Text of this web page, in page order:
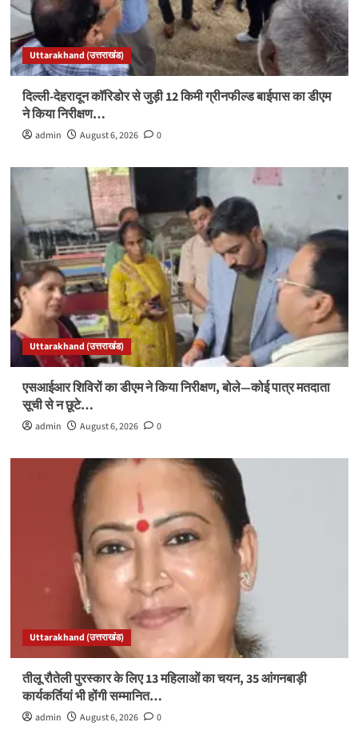
Uttarakhand (उत्तराखंड)
दिल्ली-देहरादून कॉरिडोर से जुड़ी 12 किमी ग्रीनफील्ड बाईपास का डीएम
ने किया निरीक्षण…
admin August 6, 2026 0
Uttarakhand (उत्तराखंड)
एसआईआर शिविरों का डीएम ने किया निरीक्षण, बोले—कोई पात्र मतदाता
सूची से न छूटे…
admin August 6, 2026 0
Uttarakhand (उत्तराखंड)
तीलू रौतेली पुरस्कार के लिए 13 महिलाओं का चयन, 35 आंगनबाड़ी
कार्यकर्तियां भी होंगी सम्मानित…
admin August 6, 2026 0